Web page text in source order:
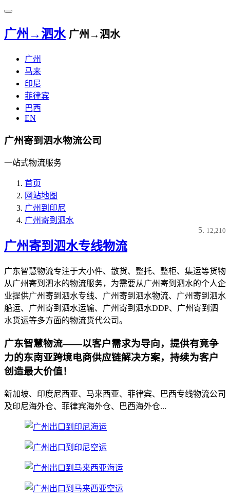
广州→泗水 广州→泗水
广州
马来
印尼
菲律宾
巴西
EN
广州寄到泗水物流公司
一站式物流服务
首页
网站地图
广州到印尼
广州寄到泗水
12,210
广州寄到泗水专线物流
广东智慧物流专注于大小件、散货、整托、整柜、集运等货物
从广州寄到泗水的物流服务，为需要从广州寄到泗水的个人企
业提供广州寄到泗水专线、广州寄到泗水物流、广州寄到泗水
船运、广州寄到泗水运输、广州寄到泗水DDP、广州寄到泗
水货运等多方面的物流货代公司。
广东智慧物流——以客户需求为导向，提供有竟争
力的东南亚跨境电商供应链解决方案，持续为客户
创造最大价值！
新加坡、印度尼西亚、马来西亚、菲律宾、巴西专线物流公司
及印尼海外仓、菲律宾海外仓、巴西海外仓...